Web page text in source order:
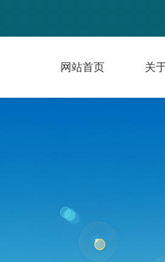
网站首页 关